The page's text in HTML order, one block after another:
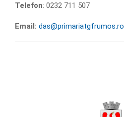
Telefon: 0232 711 507
Email: das@primariatgfrumos.ro